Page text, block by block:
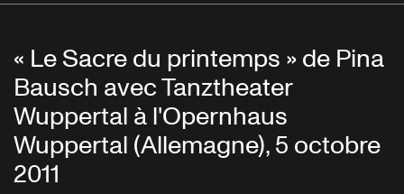
« Le Sacre du printemps » de Pina
Bausch avec Tanztheater
Wuppertal à l'Opernhaus
Wuppertal (Allemagne), 5 octobre
2011